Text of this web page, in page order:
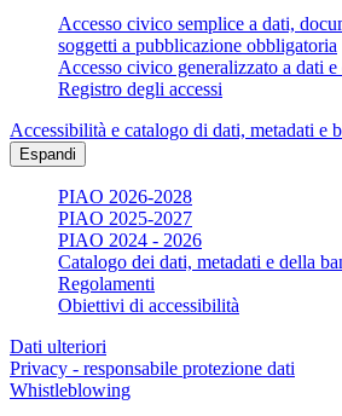
Accesso civico semplice a dati,
soggetti a pubblicazione obbligatoria
Accesso civico generalizzato a dati
Registro degli accessi
Accessibilità e catalogo di dati, metadati e
Espandi
PIAO 2026-2028
PIAO 2025-2027
PIAO 2024 - 2026
Catalogo dei dati, metadati e della
Regolamenti
Obiettivi di accessibilità
Dati ulteriori
Privacy - responsabile protezione dati
Whistleblowing